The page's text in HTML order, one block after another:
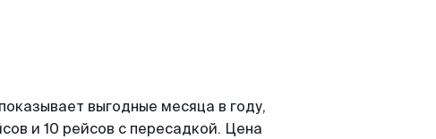
выгодные месяца в году,
и 10 рейсов с пересадкой. Цена